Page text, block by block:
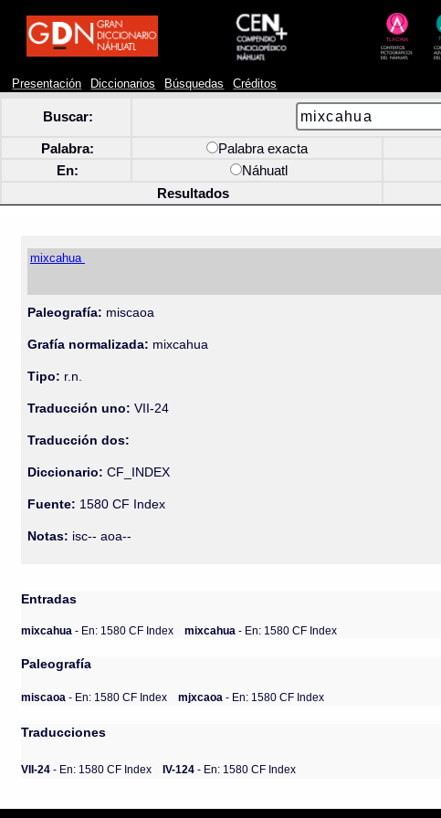
Presentación Diccionarios Búsquedas Créditos
Buscar:
Palabra: Palabra exacta
En:
Náhuatl
Resultados
mixcahua
Paleografía: miscaoa
Grafía normalizada: mixcahua
Tipo: r.n.
Traducción uno: VII-24
Traducción dos:
Diccionario:CF_INDEX
Fuente: 1580 CF Index
Notas: isc-- aoa--
Entradas
mixcahua- En: 1580 CF Index mixcahua- En: 1580 CF Index
Paleografía
miscaoa - En: 1580 CF Index mjxcaoa - En: 1580 CF Index
Traducciones
VII-24 - En: 1580 CF Index IV-124 - En: 1580 CF Index